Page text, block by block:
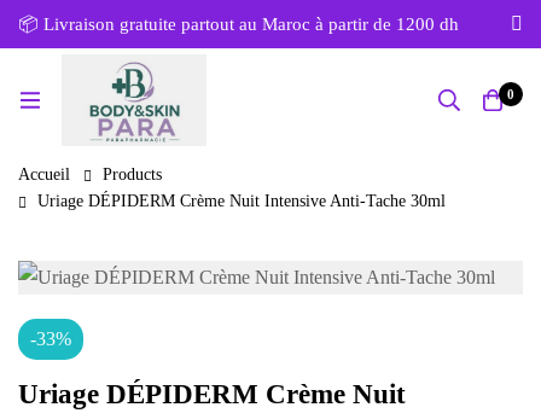
📦 Livraison gratuite partout au Maroc à partir de 1200 dh
0
Accueil
Products
Uriage DÉPIDERM Crème Nuit Intensive Anti-Tache 30ml
-33%
Uriage DÉPIDERM Crème Nuit